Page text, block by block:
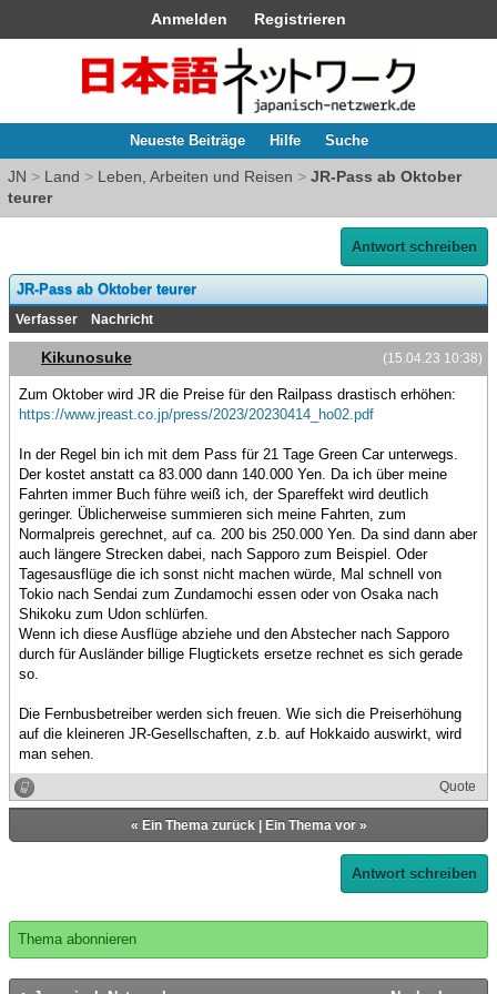
Anmelden Registrieren
Neueste Beiträge Hilfe Suche
JN > Land > Leben, Arbeiten und Reisen > JR-Pass ab Oktober
teurer
Antwort schreiben
JR-Pass ab Oktober teurer
Verfasser Nachricht
(15.04.23 10:38)
Kikunosuke
Zum Oktober wird JR die Preise für den Railpass drastisch erhöhen:
https://www.jreast.co.jp/press/2023/20230414_ho02.pdf
In der Regel bin ich mit dem Pass für 21 Tage Green Car unterwegs.
Der kostet anstatt ca 83.000 dann 140.000 Yen. Da ich über meine
Fahrten immer Buch führe weiß ich, der Spareffekt wird deutlich
geringer. Üblicherweise summieren sich meine Fahrten, zum
Normalpreis gerechnet, auf ca. 200 bis 250.000 Yen. Da sind dann aber
auch längere Strecken dabei, nach Sapporo zum Beispiel. Oder
Tagesausflüge die ich sonst nicht machen würde, Mal schnell von
Tokio nach Sendai zum Zundamochi essen oder von Osaka nach
Shikoku zum Udon schlürfen.
Wenn ich diese Ausflüge abziehe und den Abstecher nach Sapporo
durch für Ausländer billige Flugtickets ersetze rechnet es sich gerade
so.
Die Fernbusbetreiber werden sich freuen. Wie sich die Preiserhöhung
auf die kleineren JR-Gesellschaften, z.b. auf Hokkaido auswirkt, wird
man sehen.
Quote
« Ein Thema zurück| Ein Thema vor»
Antwort schreiben
Thema abonnieren